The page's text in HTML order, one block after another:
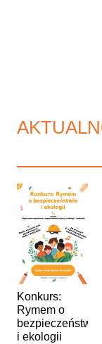
Konkurs:
Rymem o
bezpieczeństwie
i ekologii